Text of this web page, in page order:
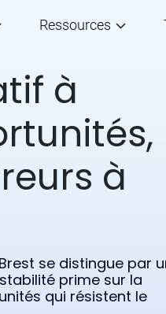
Ressources
à
à
se distingue par
prime sur la
qui résistent le